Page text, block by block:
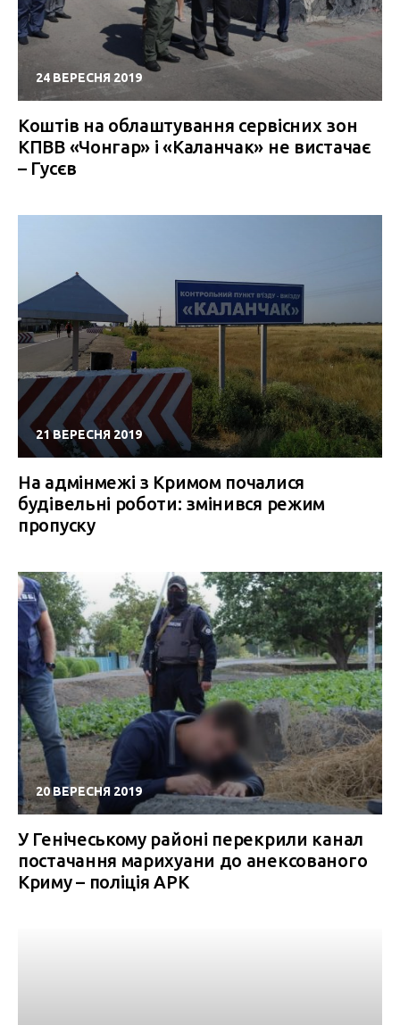
24 ВЕРЕСНЯ 2019
Коштів на облаштування сервісних зон
КПВВ «Чонгар» і «Каланчак» не вистачає
– Гусєв
21 ВЕРЕСНЯ 2019
На адмінмежі з Кримом почалися
будівельні роботи: змінився режим
пропуску
20 ВЕРЕСНЯ 2019
У Генічеському районі перекрили канал
постачання марихуани до анексованого
Криму – поліція АРК